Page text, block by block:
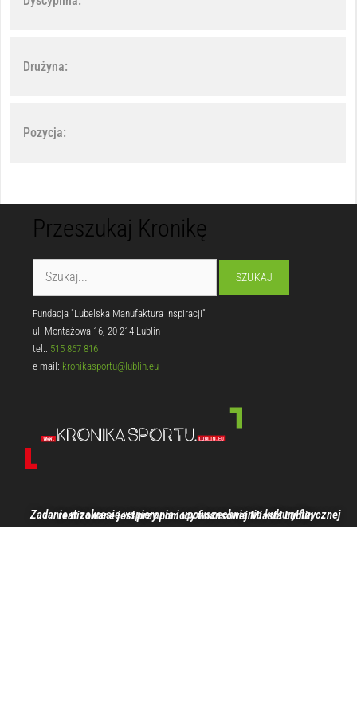
Drużyna:
Pozycja:
Przeszukaj Kronikę
Fundacja "Lubelska Manufaktura Inspiracji"
ul. Montażowa 16, 20-214 Lublin
tel.: 515 867 816
e-mail: kronikasportu@lublin.eu
Zadanie w zakresie wspierania i upowszechniania kultury fizycznej realizowane jest przy pomocy finansowej Miasta Lublin